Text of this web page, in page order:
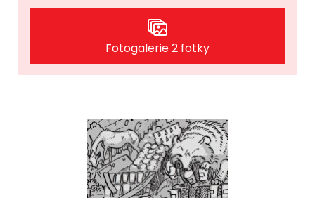
Fotogalerie 2 fotky